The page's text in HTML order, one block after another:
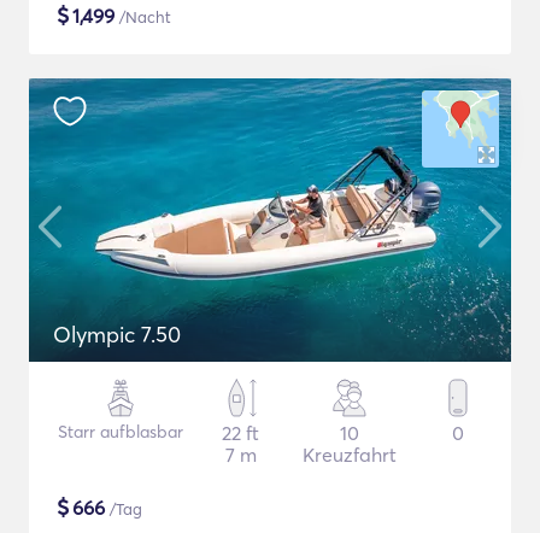
$1,499 /Nacht
Olympic 7.50
Starr aufblasbar
22 ft
7 m
10
Kreuzfahrt
0
$666 /Tag